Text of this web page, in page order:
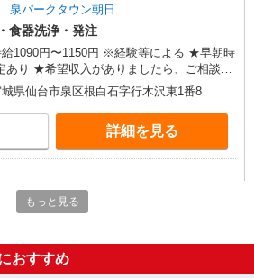
パークタウン朝日
食器洗浄・発注
1090円〜1150円 ※経験等による ★早朝時
あり ★希望収入がありましたら、ご相談い
れば希望条件に合うかの確認もいたしま
時間外手当別途支給 ★上記金額は働きが
手当を含みます。 ★働きがい向上手当※26
定（地域により異なる） 社会保険加入
に＋20円
県仙台市泉区根白石字行木沢東1番8
詳細を見る
の店舗スタッフ（接客・調理・清掃な
1,438円
県仙台市泉区泉ヶ丘3-13-24
もっと見る
おすすめ